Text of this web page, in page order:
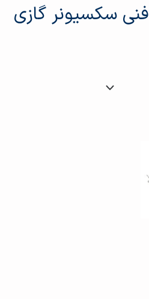
سکسیونر گازی